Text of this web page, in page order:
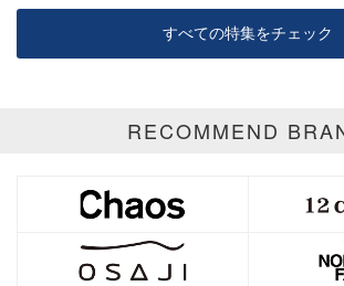
すべての特集をチェック
RECOMMEND